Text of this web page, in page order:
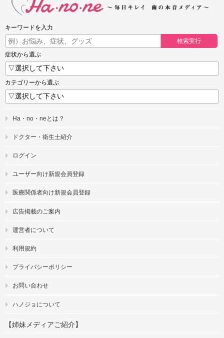
キーワードを入力
検索実行
症状から選ぶ
カテゴリーから選ぶ
Ha・no・neとは？
ドクター・衛生士紹介
ログイン
ユーザー向け新規会員登録
医療関係者向け新規会員登録
広告掲載のご案内
運営者について
利用規約
プライバシーポリシー
お問い合わせ
ハノジョについて
【姉妹メディアご紹介】